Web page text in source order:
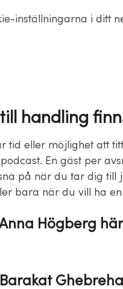
inställningarna i ditt
handling
tid eller möjlighet att
En gäst per
på när du tar dig till
bara när du vill ha
Högberg
Barakat